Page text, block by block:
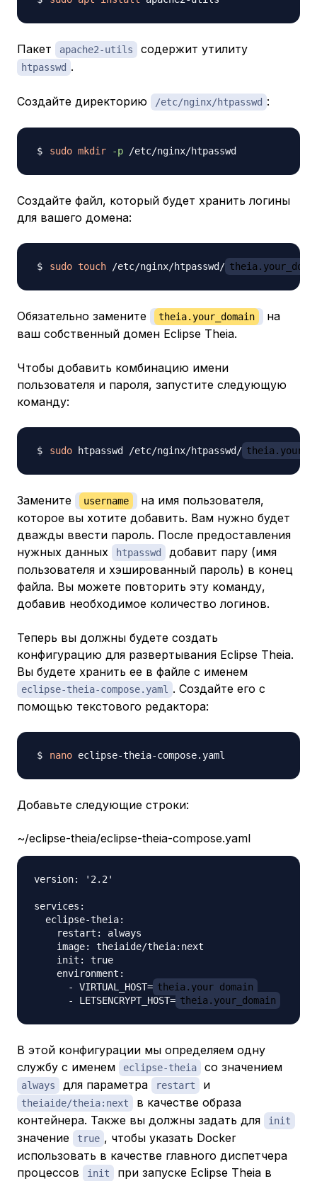
Пакет apache2-utils содержит утилиту
htpasswd .
Создайте директорию /etc/nginx/htpasswd :
sudo mkdir -p
Создайте файл, который будет хранить логины
для вашего домена:
sudo touch /etc/nginx/htpasswd/
Обязательно замените theia.your_domain
на
ваш собственный домен Eclipse Theia.
Чтобы добавить комбинацию имени
пользователя и пароля, запустите следующую
команду:
sudo htpasswd /etc/nginx/htpasswd/
Замените username
на имя пользователя,
которое вы хотите добавить. Вам нужно будет
дважды ввести пароль. После предоставления
нужных данных
htpasswd
добавит пару (имя
пользователя и хэшированный пароль) в конец
файла. Вы можете повторить эту команду,
добавив необходимое количество логинов.
Теперь вы должны будете создать
конфигурацию для развертывания Eclipse Theia.
Вы будете хранить ее в файле с именем
eclipse-theia-compose.yaml . Создайте его с
помощью текстового редактора:
nano
Добавьте следующие строки:
~/eclipse-theia/eclipse-theia-compose.yaml
version: '2.2'
services:
  eclipse-theia:
    restart: always
    image: theiaide/theia:next
    init: true
    environment:
      - VIRTUAL_HOST=
theia.your_domain
      - LETSENCRYPT_HOST=
theia.your_domain
В этой конфигурации мы определяем одну
службу с именем
eclipse-theia со значением
always для параметра restart и
theiaide/theia:next​​​
в качестве образа
контейнера. Также вы должны задать для
init
значение true , чтобы указать Docker
использовать в качестве главного диспетчера
процессов
init
при запуске Eclipse Theia в